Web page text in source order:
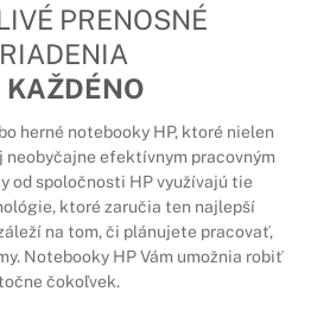
PRENOSNÉ
KAŽDÉNO
herné notebooky HP, ktoré nielen
neobyčajne efektívnym pracovným
od spoločnosti HP využívajú tie
ktoré zaručia ten najlepší
na tom, či plánujete pracovať,
Notebooky HP Vám umožnia robiť
čokoľvek.